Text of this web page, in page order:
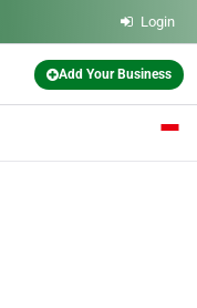
Login
Add Your Business